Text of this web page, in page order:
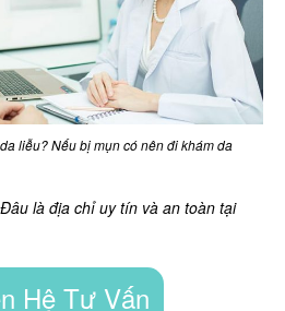
liễu? Nếu bị mụn có nên đi khám da
là địa chỉ uy tín và an toàn tại
Hệ Tư Vấn